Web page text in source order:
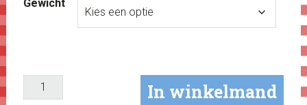
tot
€20,50
Gewicht
In winkelmand